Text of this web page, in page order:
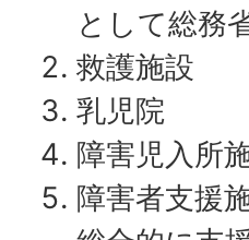
として総務
救護施設
乳児院
障害児入所
障害者支援